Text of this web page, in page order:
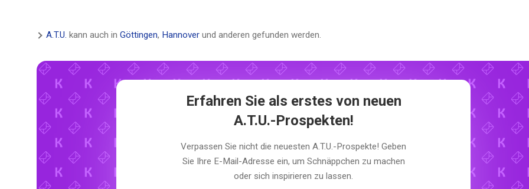
A.T.U. kann auch in Göttingen, Hannover und anderen gefunden werden.
Erfahren Sie als erstes von neuen
A.T.U.-Prospekten!
Verpassen Sie nicht die neuesten A.T.U.-Prospekte! Geben
Sie Ihre E-Mail-Adresse ein, um Schnäppchen zu machen
oder sich inspirieren zu lassen.